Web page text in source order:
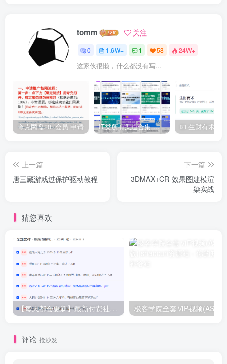
tomm 关注
0 1.6W+ 1 58 24W+
这家伙很懒，什么都没有写...
夸克网盘20t 会员 申请 IT类所有渠道合集 持续日更，目前近四千多条资源 年费用户微信私信获取权限
上一篇
唐三藏游戏过保护驱动教程
下一篇
3DMAX+CR-效果图建模渲
染实战
猜您喜欢
【每天都会更新】最新付费社群公众号文章 极客学院全套ⅥP视频(AS版)
评论 抢沙发